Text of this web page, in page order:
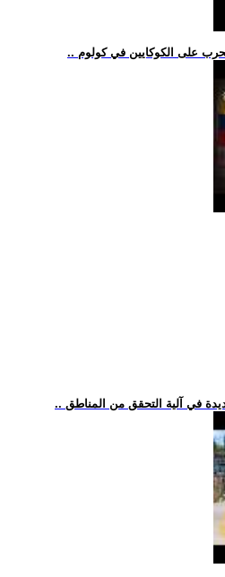
على الكوكايين في كولوم
في آلية التحقق من المناطق